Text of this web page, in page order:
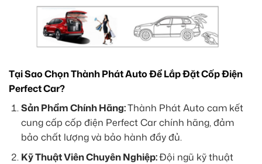
Tại Sao Chọn Thành Phát Auto Để Lắp Đặt Cốp Điện
Perfect Car?
Sản Phẩm Chính Hãng:Thành Phát Auto cam kết
cung cấp cốp điện Perfect Car chính hãng, đảm
bảo chất lượng và bảo hành đầy đủ.
Kỹ Thuật Viên Chuyên Nghiệp:Đội ngũ kỹ thuật